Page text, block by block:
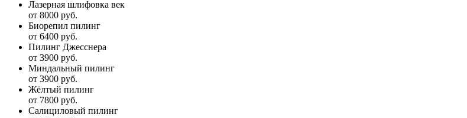
Лазерная шлифовка век
от 8000 руб.
Биорепил пилинг
от 6400 руб.
Пилинг Джесснера
от 3900 руб.
Миндальный пилинг
от 3900 руб.
Жёлтый пилинг
от 7800 руб.
Салициловый пилинг